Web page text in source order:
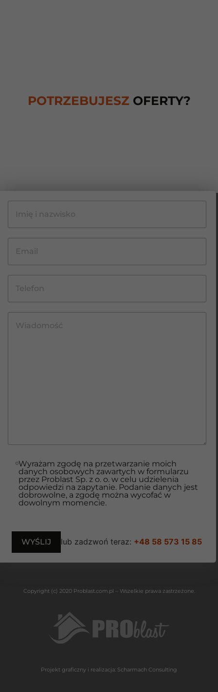
POTRZEBUJESZ OFERTY?
Wyrażam zgodę na przetwarzanie moich
danych osobowych zawartych w formularzu
przez Problast Sp. z o. o. w celu udzielenia
odpowiedzi na zapytanie. Podanie danych jest
dobrowolne, a zgodę można wycofać w
dowolnym momencie.
lub zadzwoń teraz: +48 58 573 15 85
Copyright (c) 2020 Problast.com.pl – Wszelkie prawa zastrzeżone.
Projekt graficzny i realizacja: Scharmach Consulting